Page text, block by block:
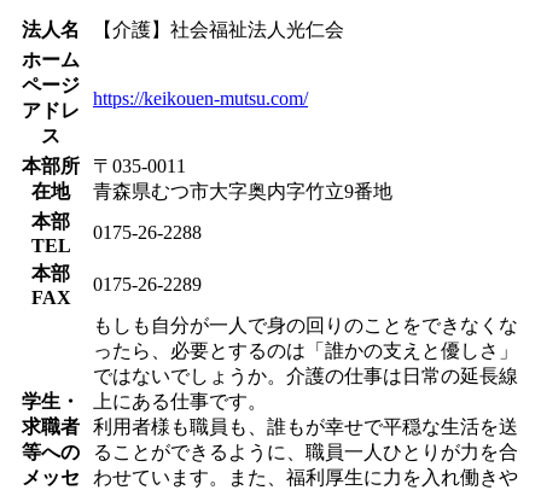
法人名
【介護】社会福祉法人光仁会
ホーム
ページ
アドレ
ス
https://keikouen-mutsu.com/
本部所
在地
〒035-0011
青森県むつ市大字奥内字竹立9番地
本部
TEL
0175-26-2288
本部
FAX
0175-26-2289
学生・
求職者
等への
メッセ
もしも自分が一人で身の回りのことをできなくな
ったら、必要とするのは「誰かの支えと優しさ」
ではないでしょうか。介護の仕事は日常の延長線
上にある仕事です。
利用者様も職員も、誰もが幸せで平穏な生活を送
ることができるように、職員一人ひとりが力を合
わせています。また、福利厚生に力を入れ働きや